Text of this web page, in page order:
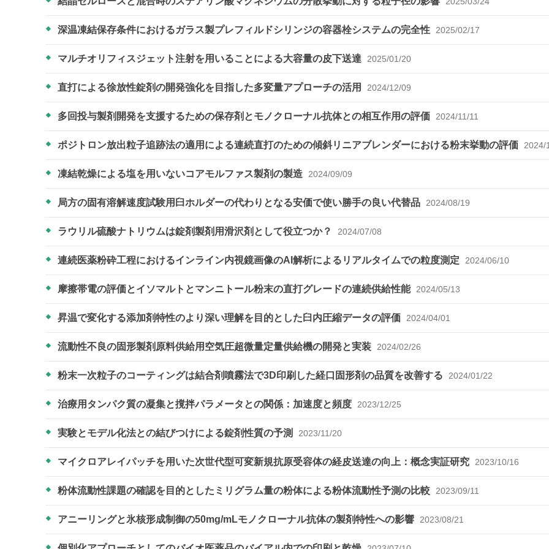
深温凍結保存条件におけるガラス製プレフィルドシリンジの容器栓システムの完全性 2025/02/17
マルチオリフィスジェット注射を用いることによる大容量の皮下送達 2025/01/20
直打による徐放性錠剤の開発強化を目指した多変量アプローチの活用 2024/12/09
多回投与製剤開発を支援するための保存剤とモノクローナル抗体との相互作用の評価 2024/11/11
ポジトロン放出粒子追跡法の適用による連続直打のための傾斜リニアブレンダーにおける粉末挙動の評価 2024/
凍結乾燥による塩を用いないコアモルファス製剤の製造 2024/09/09
局方の固有溶解速度試験用臼ホルダーの代わりとなる安価で使い勝手の良い代替品 2024/08/19
ラウリル硫酸ナトリウムは錠剤製剤用滑沢剤として役立つか？ 2024/07/08
連続医薬粉砕工程におけるインライン内視鏡画像のAI解析によるリアルタイムでの粒度測定 2024/06/10
摩擦帯電の評価とイソマルトとマンニトール粉末の直打グレードの連続供給性能 2024/05/13
昇温で変化する添加剤特性のより深い理解を目的とした臼内圧縮データの評価 2024/04/01
流動性不良の固形製剤原料供給用空気圧超微量定量供給機の開発と実装 2024/02/26
粉末一次粒子のコーティングは結合剤噴霧法で3D印刷した経口固形剤の品質を改善する 2024/01/22
治療用タンパク質の凝集と撹拌パラメータとの関係：加速度と頻度 2023/12/25
実験とモデル化法との結びつけによる錠剤性質の予測 2023/11/20
マイクロアレイパッチを用いた次世代型可変新規抗原受容体の経皮送達の向上：概念実証研究 2023/10/16
粉体流動性課題の確認を目的としたミリグラム量の粉体による粉体流動性予測の比較 2023/09/11
アニーリングと氷核形成制御の50mg/mLモノクローナル抗体の製剤特性への影響 2023/08/21